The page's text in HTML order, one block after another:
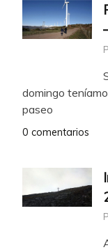
domingo
paseo
0 comentarios